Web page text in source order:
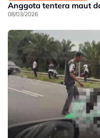
Anggota tentera maut
08/03/2026